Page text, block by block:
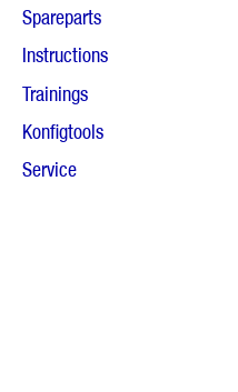
Spareparts
Instructions
Trainings
Konfigtools
Service